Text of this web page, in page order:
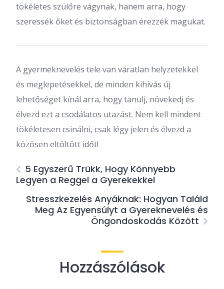
tökéletes szülőre vágynak, hanem arra, hogy
szeressék őket és biztonságban érezzék magukat.
A gyermeknevelés tele van váratlan helyzetekkel
és meglepetésekkel, de minden kihívás új
lehetőséget kínál arra, hogy tanulj, növekedj és
élvezd ezt a csodálatos utazást. Nem kell mindent
tökéletesen csinálni, csak légy jelen és élvezd a
közösen eltöltött időt!
5 Egyszerű Trükk, Hogy Könnyebb
Legyen a Reggel a Gyerekekkel
Stresszkezelés Anyáknak: Hogyan Találd
Meg Az Egyensúlyt a Gyereknevelés és
Öngondoskodás Között
Hozzászólások